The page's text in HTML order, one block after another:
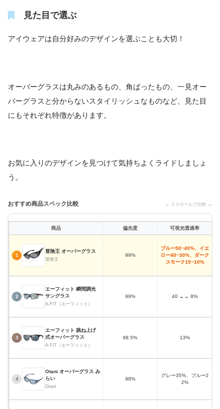
見た目で選ぶ
アイウェアは自分好みのデザインを選ぶことも大切！
オーバーグラスは丸みのあるもの、角ばったもの、一見オー
バーグラスと分からないスタイリッシュなものなど、見た目
にもそれぞれ特徴があります。
お気に入りのデザインを見つけて気持ちよくライドしましょ
う。
おすすめ商品スペック比較 ← スクロールで比較 →
商品 偏光度 可視光透過率
1
冒険王 オーバーグラス
冒険王
99%
ブルー50~40%、イエ
ロー40~30%、ダーク
スモーク15~10%
2
エーフィット 瞬間調光
サングラス
A-FIT（エーフィット）
99% 40 ←→ 8%
3
エーフィット 跳ね上げ
式オーバーグラス
A-FIT（エーフィット）
98.5% 13%
4
Otani オーバーグラス み
らい
Otani
98%
グレー35%、ブルー2
2%